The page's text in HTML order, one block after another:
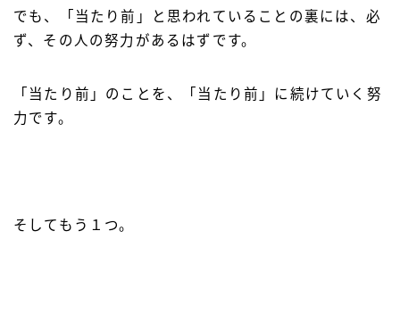
でも、「当たり前」と思われていることの裏には、必
ず、その人の努力があるはずです。
「当たり前」のことを、「当たり前」に続けていく努
力です。
そしてもう１つ。